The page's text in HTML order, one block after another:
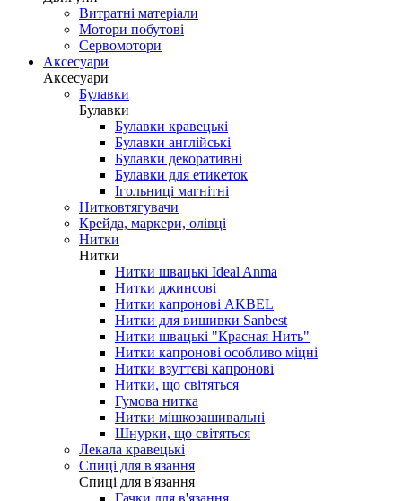
Витратні матеріали
Мотори побутові
Сервомотори
Аксесуари
Аксесуари
Булавки
Булавки
Булавки кравецькі
Булавки англійські
Булавки декоративні
Булавки для етикеток
Ігольниці магнітні
Нитковтягувачи
Крейда, маркери, олівці
Нитки
Нитки
Нитки швацькі Ideal Anma
Нитки джинсові
Нитки капронові AKBEL
Нитки для вишивки Sanbest
Нитки швацькі "Красная Нить"
Нитки капронові особливо міцні
Нитки взуттєві капронові
Нитки, що світяться
Гумова нитка
Нитки мішкозашивальні
Шнурки, що світяться
Лекала кравецькі
Cпиці для в'язання
Cпиці для в'язання
Гачки для в'язання